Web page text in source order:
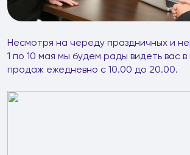
Несмотря на череду праздничных и
1 по 10 мая мы будем рады видеть вас
продаж ежедневно с 10.00 до 20.00.